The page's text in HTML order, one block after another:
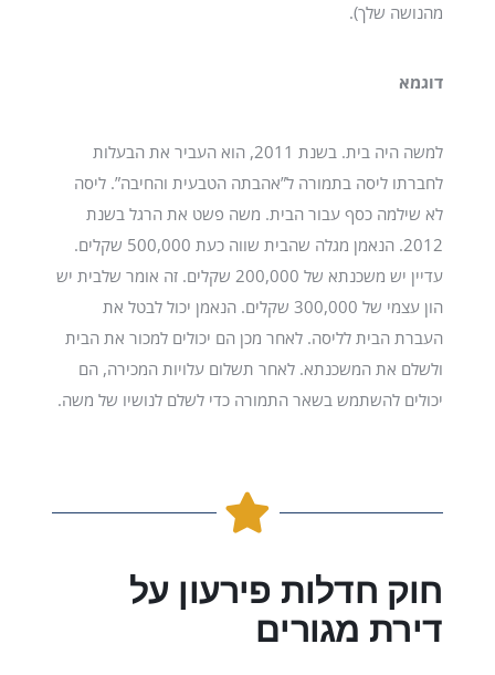
מהנושה שלך).
דוגמא
למשה היה בית. בשנת 2011, הוא העביר את הבעלות
לחברתו ליסה בתמורה ל”אהבתה הטבעית והחיבה”. ליסה
לא שילמה כסף עבור הבית. משה פשט את הרגל בשנת
2012. הנאמן מגלה שהבית שווה כעת 500,000 שקלים.
עדיין יש משכנתא של 200,000 שקלים. זה אומר שלבית יש
הון עצמי של 300,000 שקלים. הנאמן יכול לבטל את
העברת הבית לליסה. לאחר מכן הם יכולים למכור את הבית
ולשלם את המשכנתא. לאחר תשלום עלויות המכירה, הם
יכולים להשתמש בשאר התמורה כדי לשלם לנושיו של משה.
חוק חדלות פירעון על
דירת מגורים